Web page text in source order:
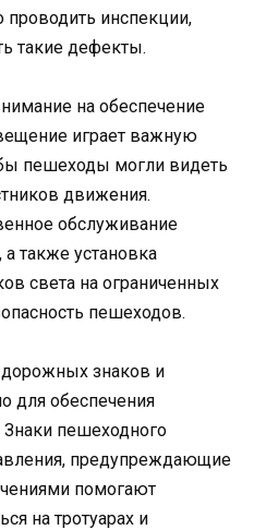
инспекции,
такие дефекты.
на обеспечение
играет важную
пешеходы могли видеть
движения.
обслуживание
а также установка
света на ограниченных
пешеходов.
знаков и
для обеспечения
пешеходного
предупреждающие
помогают
на тротуарах и